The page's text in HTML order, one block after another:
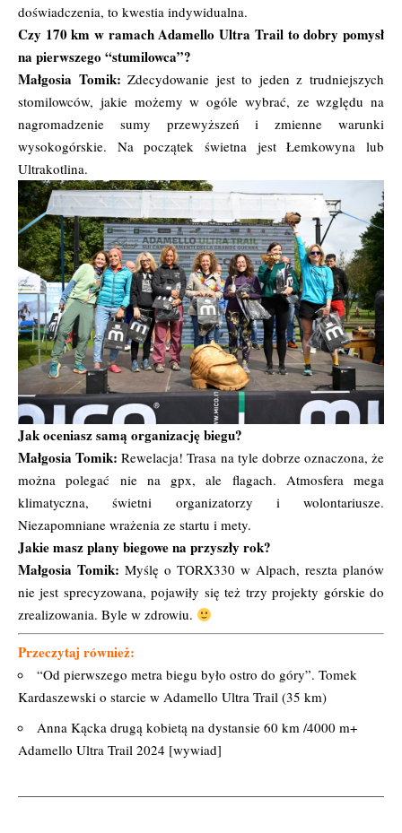
doświadczenia, to kwestia indywidualna.
Czy 170 km w ramach Adamello Ultra Trail to dobry pomysł
na pierwszego “stumilowca”?
Małgosia Tomik:Zdecydowanie jest to jeden z trudniejszych
stomilowców, jakie możemy w ogóle wybrać, ze względu na
nagromadzenie sumy przewyższeń i zmienne warunki
wysokogórskie. Na początek świetna jest Łemkowyna lub
Ultrakotlina.
Jak oceniasz samą organizację biegu?
Małgosia Tomik:Rewelacja! Trasa na tyle dobrze oznaczona, że
można polegać nie na gpx, ale flagach. Atmosfera mega
klimatyczna, świetni organizatorzy i wolontariusze.
Niezapomniane wrażenia ze startu i mety.
Jakie masz plany biegowe na przyszły rok?
Małgosia Tomik: Myślę o TORX330 w Alpach, reszta planów
nie jest sprecyzowana, pojawiły się też trzy projekty górskie do
zrealizowania. Byle w zdrowiu.
Przeczytaj również:
“Od pierwszego metra biegu było ostro do góry”. Tomek
Kardaszewski o starcie w Adamello Ultra Trail (35 km)
Anna Kącka drugą kobietą na dystansie 60 km /4000 m+
Adamello Ultra Trail 2024 [wywiad]